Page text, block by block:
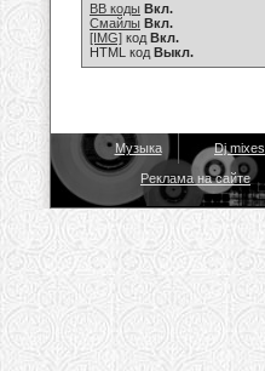
BB коды Вкл.
Смайлы Вкл.
[IMG] код Вкл.
HTML код Выкл.
Музыка Dj mixes
Реклама на сайте